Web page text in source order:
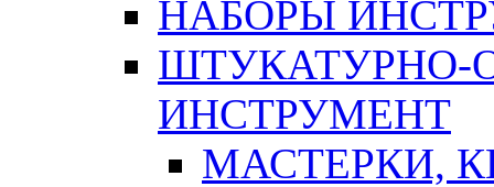
НАБОРЫ
ШТУКАТУРНО-
ИНСТРУМЕНТ
МАСТЕРКИ,